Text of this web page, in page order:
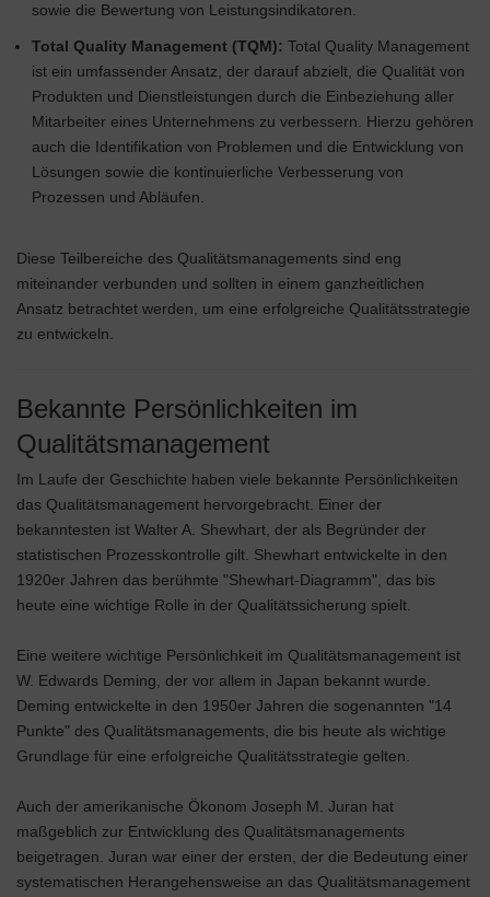
sowie die Bewertung von Leistungsindikatoren.
Total Quality Management (TQM): Total Quality Management
ist ein umfassender Ansatz, der darauf abzielt, die Qualität von
Produkten und Dienstleistungen durch die Einbeziehung aller
Mitarbeiter eines Unternehmens zu verbessern. Hierzu gehören
auch die Identifikation von Problemen und die Entwicklung von
Lösungen sowie die kontinuierliche Verbesserung von
Prozessen und Abläufen.
Diese Teilbereiche des Qualitätsmanagements sind eng
miteinander verbunden und sollten in einem ganzheitlichen
Ansatz betrachtet werden, um eine erfolgreiche Qualitätsstrategie
zu entwickeln.
Bekannte Persönlichkeiten im
Qualitätsmanagement
Im Laufe der Geschichte haben viele bekannte Persönlichkeiten
das Qualitätsmanagement hervorgebracht. Einer der
bekanntesten ist Walter A. Shewhart, der als Begründer der
statistischen Prozesskontrolle gilt. Shewhart entwickelte in den
1920er Jahren das berühmte "Shewhart-Diagramm", das bis
heute eine wichtige Rolle in der Qualitätssicherung spielt.
Eine weitere wichtige Persönlichkeit im Qualitätsmanagement ist
W. Edwards Deming, der vor allem in Japan bekannt wurde.
Deming entwickelte in den 1950er Jahren die sogenannten "14
Punkte" des Qualitätsmanagements, die bis heute als wichtige
Grundlage für eine erfolgreiche Qualitätsstrategie gelten.
Auch der amerikanische Ökonom Joseph M. Juran hat
maßgeblich zur Entwicklung des Qualitätsmanagements
beigetragen. Juran war einer der ersten, der die Bedeutung einer
systematischen Herangehensweise an das Qualitätsmanagement